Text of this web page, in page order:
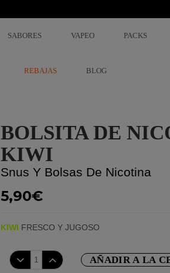
SABORES VAPEO PACKS
REBAJAS BLOG
BOLSITA DE
KIWI
Snus Y Bolsas De Nicotina
5,90€
KIWI FRESCO Y JUGOSO
AÑADIR A LA